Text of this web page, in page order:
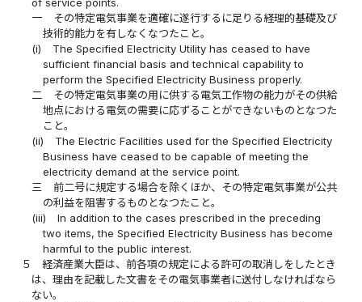
一
その特定電気事業を適確に遂行するに足りる経理的基礎及び
技術的能力を有しなくなつたこと。
(i)
The Specified Electricity Utility has ceased to have
sufficient financial basis and technical capability to
perform the Specified Electricity Business properly.
二
その特定電気事業の用に供する電気工作物の能力がその供給
地点における電気の需要に応ずることができないものとなつた
こと。
(ii)
The Electric Facilities used for the Specified Electricity
Business have ceased to be capable of meeting the
electricity demand at the service point.
三
前二号に規定する場合を除くほか、その特定電気事業が公共
の利益を阻害するものとなつたこと。
(iii)
In addition to the cases prescribed in the preceding
two items, the Specified Electricity Business has become
harmful to the public interest.
５
経済産業大臣は、前各項の規定による許可の取消しをしたとき
は、理由を記載した文書をその電気事業者に送付しなければなら
ない。